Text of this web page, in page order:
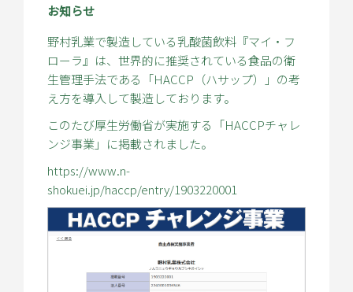
お知らせ
野村乳業で製造している乳酸菌飲料『マイ・フ
ローラ』は、世界的に推奨されている食品の衛
生管理手法である「HACCP（ハサップ）」の考
え方を導入して製造しております。
このたび厚生労働省が実施する「HACCPチャレ
ンジ事業」に掲載されました。
https://www.n-
shokuei.jp/haccp/entry/1903220001